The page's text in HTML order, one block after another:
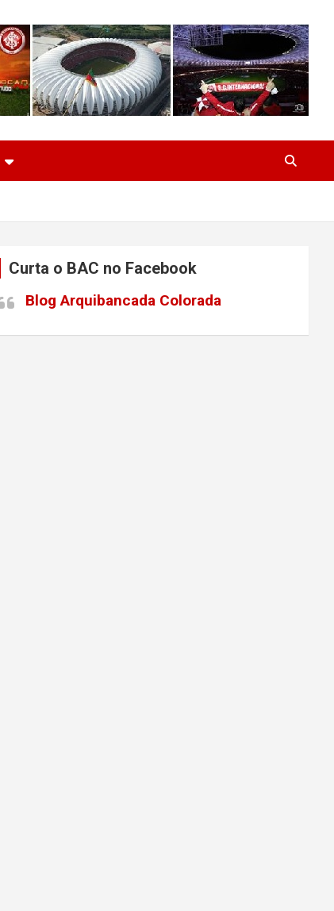
Curta o BAC no Facebook
Blog Arquibancada Colorada